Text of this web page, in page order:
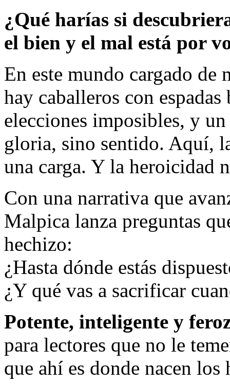
¿Qué harías si
el bien y el mal está por
En este mundo cargado
hay caballeros con
elecciones imposibles, y
gloria, sino sentido. Aquí,
una carga. Y la heroicidad
Con una narrativa que
Malpica lanza preguntas
hechizo:
¿Hasta dónde estás
¿Y qué vas a sacrificar
Potente, inteligente y
para lectores que no le
que ahí es donde nacen los